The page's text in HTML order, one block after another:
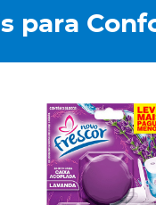
para